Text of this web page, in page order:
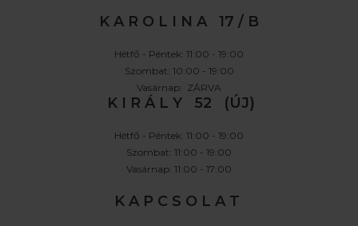
K A R O L I N A 17 / B
Hétfő - Péntek: 11:00 - 19:00
Szombat: 10:00 - 19:00
Vasárnap: ZÁRVA
K I R Á L Y 52 (ÚJ)
Hétfő - Péntek: 11:00 - 19:00
Szombat: 11:00 - 19:00
Vasárnap: 11:00 - 17:00
K A P C S O L A T